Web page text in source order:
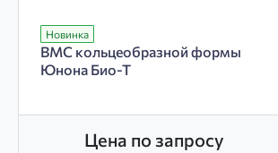
Новинка
ВМС кольцеобразной формы
Юнона Био-Т
Цена по запросу